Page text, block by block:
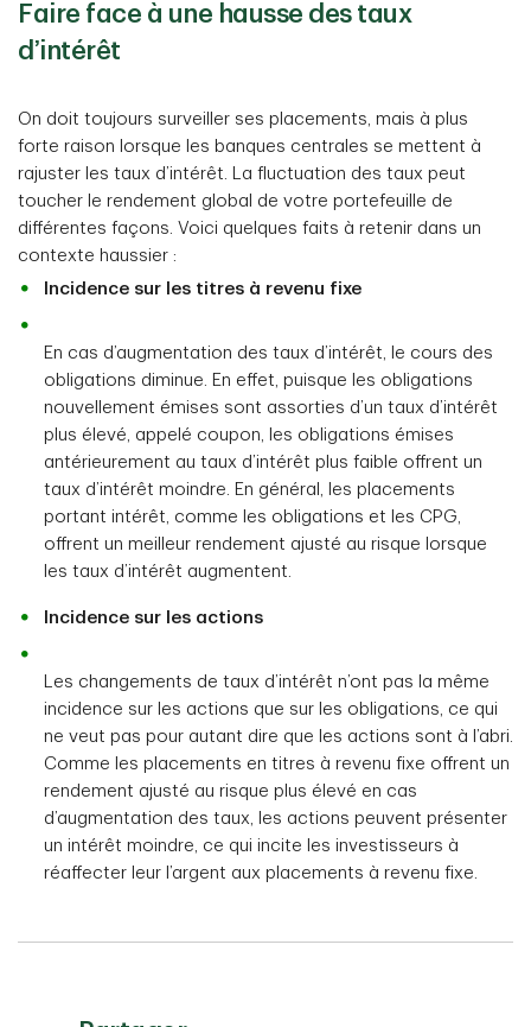
Faire face à une hausse des taux
d’intérêt
On doit toujours surveiller ses placements, mais à plus
forte raison lorsque les banques centrales se mettent à
rajuster les taux d’intérêt. La fluctuation des taux peut
toucher le rendement global de votre portefeuille de
différentes façons. Voici quelques faits à retenir dans un
contexte haussier :
Incidence sur les titres à revenu fixe
En cas d’augmentation des taux d’intérêt, le cours des
obligations diminue. En effet, puisque les obligations
nouvellement émises sont assorties d’un taux d’intérêt
plus élevé, appelé coupon, les obligations émises
antérieurement au taux d’intérêt plus faible offrent un
taux d’intérêt moindre. En général, les placements
portant intérêt, comme les obligations et les CPG,
offrent un meilleur rendement ajusté au risque lorsque
les taux d’intérêt augmentent.
Incidence sur les actions
Les changements de taux d’intérêt n’ont pas la même
incidence sur les actions que sur les obligations, ce qui
ne veut pas pour autant dire que les actions sont à l’abri.
Comme les placements en titres à revenu fixe offrent un
rendement ajusté au risque plus élevé en cas
d’augmentation des taux, les actions peuvent présenter
un intérêt moindre, ce qui incite les investisseurs à
réaffecter leur l’argent aux placements à revenu fixe.